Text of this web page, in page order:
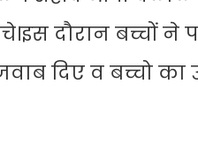
दौरान बच्चों ने
दिए व बच्चो